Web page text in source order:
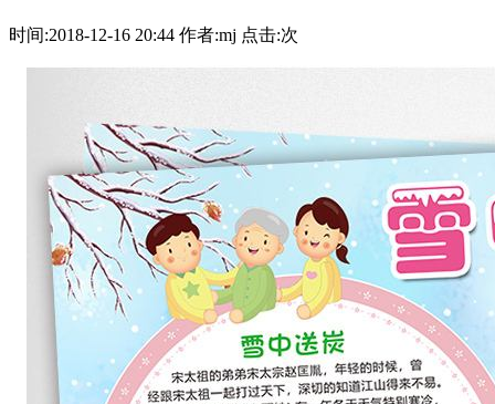
时间:2018-12-16 20:44 作者:mj 点击:次